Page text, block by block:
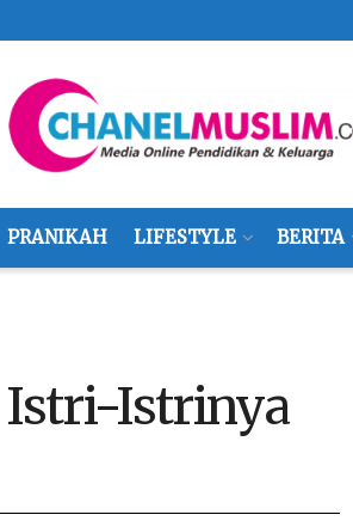
PRANIKAH LIFESTYLE BERITA
Istri-Istrinya